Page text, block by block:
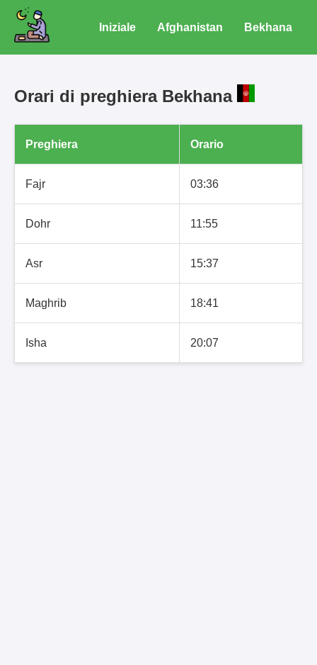
Iniziale Afghanistan Bekhana
Orari di preghiera Bekhana
Preghiera Orario
Fajr 03:36
Dohr 11:55
Asr 15:37
Maghrib 18:41
Isha 20:07